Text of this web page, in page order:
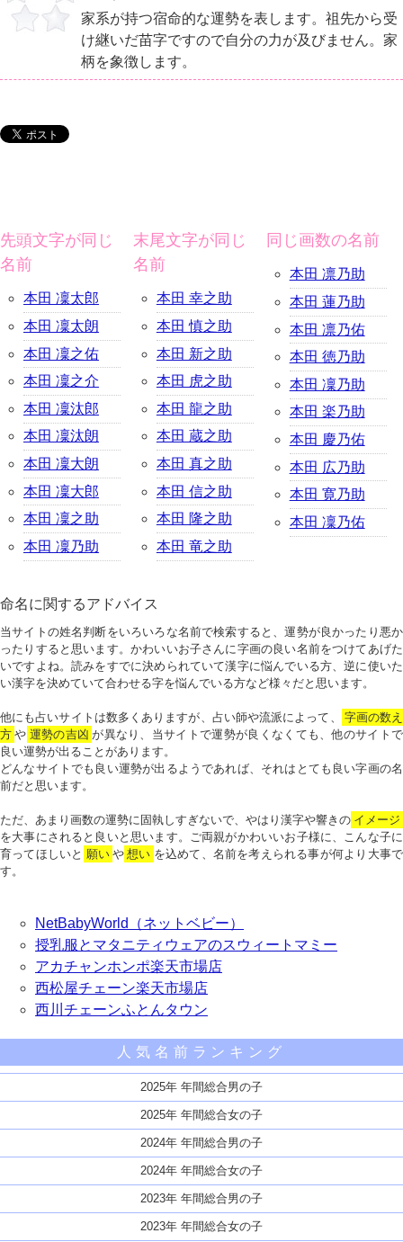
家系が持つ宿命的な運勢を表します。祖先から受
け継いだ苗字ですので自分の力が及びません。家
柄を象徴します。
先頭文字が同じ
名前
本田 凜太郎
本田 凜太朗
本田 凜之佑
本田 凜之介
本田 凜汰郎
本田 凜汰朗
本田 凜大朗
本田 凜大郎
本田 凜之助
本田 凜乃助
末尾文字が同じ
名前
本田 幸之助
本田 慎之助
本田 新之助
本田 虎之助
本田 龍之助
本田 蔵之助
本田 真之助
本田 信之助
本田 隆之助
本田 竜之助
同じ画数の名前
本田 凛乃助
本田 蓮乃助
本田 凛乃佑
本田 徳乃助
本田 凜乃助
本田 楽乃助
本田 慶乃佑
本田 広乃助
本田 寛乃助
本田 凜乃佑
命名に関するアドバイス
当サイトの姓名判断をいろいろな名前で検索すると、運勢が良かったり悪か
ったりすると思います。かわいいお子さんに字画の良い名前をつけてあげた
いですよね。読みをすでに決められていて漢字に悩んでいる方、逆に使いた
い漢字を決めていて合わせる字を悩んでいる方など様々だと思います。
他にも占いサイトは数多くありますが、占い師や流派によって、
字画の数え
方 や 運勢の吉凶 が異なり、当サイトで運勢が良くなくても、他のサイトで
良い運勢が出ることがあります。
どんなサイトでも良い運勢が出るようであれば、それはとても良い字画の名
前だと思います。
ただ、あまり画数の運勢に固執しすぎないで、やはり漢字や響きの イメージ
を大事にされると良いと思います。ご両親がかわいいお子様に、こんな子に
育ってほしいと 願い や 想い を込めて、名前を考えられる事が何より大事で
す。
NetBabyWorld（ネットベビー）
授乳服とマタニティウェアのスウィートマミー
アカチャンホンポ楽天市場店
西松屋チェーン楽天市場店
西川チェーンふとんタウン
人気名前ランキング
2025年 年間総合男の子
2025年 年間総合女の子
2024年 年間総合男の子
2024年 年間総合女の子
2023年 年間総合男の子
2023年 年間総合女の子